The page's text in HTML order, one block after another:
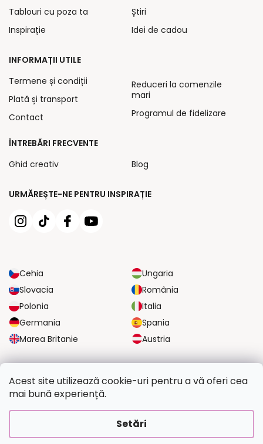
Acest site utilizează cookie-uri pentru a vă oferi cea
mai bună experiență.
Setări
URMĂREȘTE-NE PENTRU INSPIRAȚIE
Cehia
Ungaria
Slovacia
România
Polonia
Italia
Germania
Spania
Marea Britanie
Austria
Tablouri cu poza ta
Inspirație
Știri
Idei de cadou
INFORMAȚII UTILE
Termene și condiții
Plată și transport
Contact
Reduceri la comenzile
mari
Programul de fidelizare
ÎNTREBĂRI FRECVENTE
Ghid creativ
Blog
OPȚIUNI DE PLATĂ SIGURE